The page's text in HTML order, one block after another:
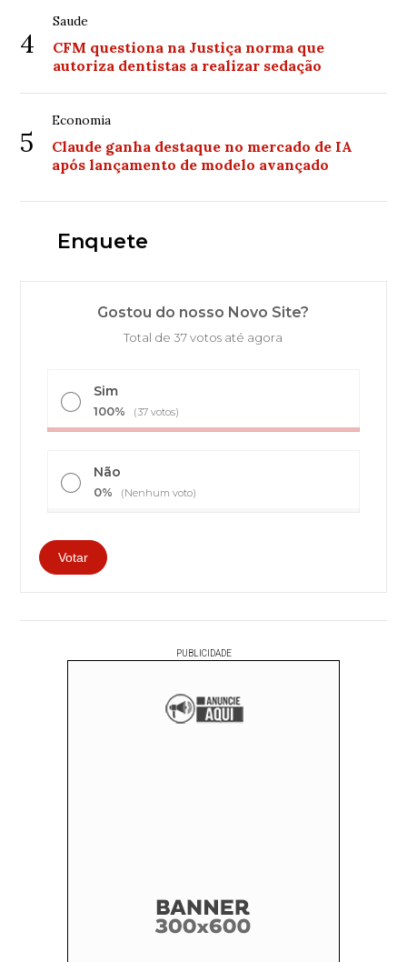
4
Saude
CFM questiona na Justiça norma que
autoriza dentistas a realizar sedação
5
Economia
Claude ganha destaque no mercado de IA
após lançamento de modelo avançado
Enquete
Gostou do nosso Novo Site?
Total de 37 votos até agora
Sim
100% (37 votos)
Não
0% (Nenhum voto)
PUBLICIDADE